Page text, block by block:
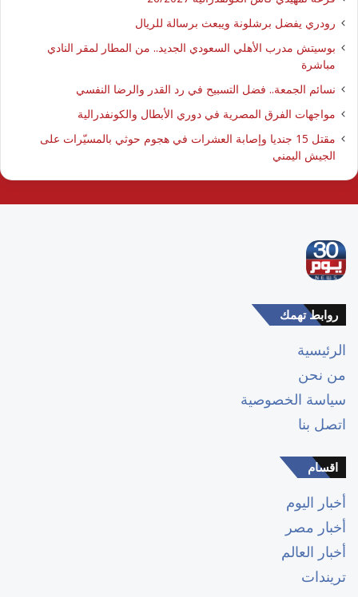
رودري يفضل برشلونة ويبعث برسالة للريال
بوسيتش مدرب الأهلي السعودي الجديد.. من المطار لمقر النادي
مباشرة
نسائم الجمعة.. فضل التسبيح في رد القدر والرضا النفسي
مواجهات الفرق المصرية في دوري الأبطال والكونفدرالية
مقتل 15 جنديا وإصابة العشرات في هجوم حوثي بالمسيّرات على
الجيش اليمني
روابط تهمك
الرئيسية
من نحن
سياسة الخصوصية
اتصل بنا
اقسام
أخبار اليوم
أخبار مصر
أخبار العالم
تريندات